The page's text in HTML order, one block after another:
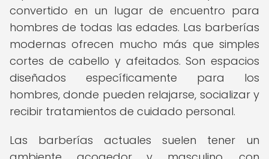
convertido en un lugar de encuentro para
hombres de todas las edades. Las barberías
modernas ofrecen mucho más que simples
cortes de cabello y afeitados. Son espacios
diseñados específicamente para los
hombres, donde pueden relajarse, socializar y
recibir tratamientos de cuidado personal.
Las barberías actuales suelen tener un